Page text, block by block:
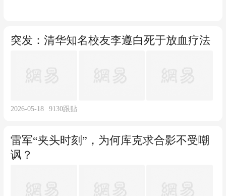
突发：清华知名校友李遵白死于放血疗法
2026-05-18 9130跟贴
雷军“夹头时刻”，为何库克求合影不受嘲
讽？